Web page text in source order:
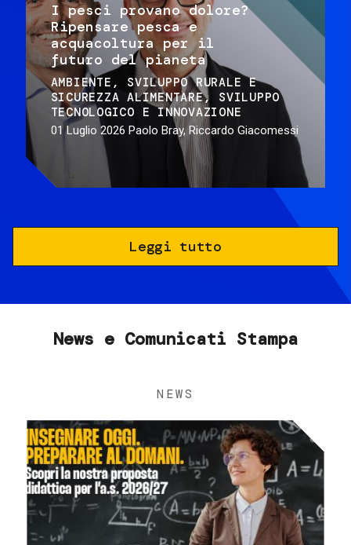
I pesci provano dolore?
Ripensare pesca e
acquacoltura per il
futuro del pianeta
AMBIENTE
SVILUPPO RURALE E
SICUREZZA ALIMENTARE
SVILUPPO
TECNOLOGICO E INNOVAZIONE
01 Luglio 2026 Paolo Bray, Riccardo Giacomessi
Leggi tutto
News e Comunicati Stampa
NEWS